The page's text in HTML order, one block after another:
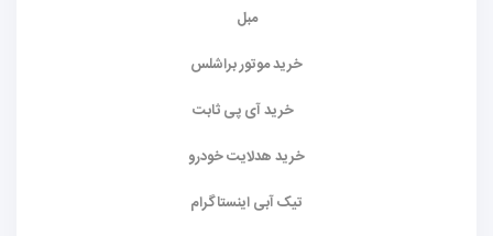
مبل
خرید موتور براشلس
خرید آی پی ثابت
خرید هدلایت خودرو
تیک آبی اینستاگرام